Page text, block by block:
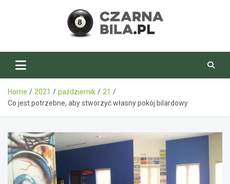
CzarnaBila.pl
Home 2021 październik
21
Co jest potrzebne, aby stworzyć własny pokój bilardowy